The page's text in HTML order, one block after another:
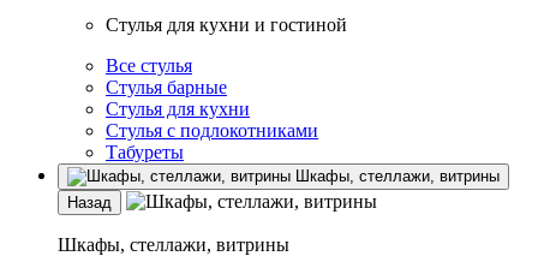
Стулья для кухни и гостиной
Все стулья
Стулья барные
Стулья для кухни
Стулья с подлокотниками
Табуреты
Шкафы, стеллажи, витрины
Назад
Шкафы, стеллажи, витрины